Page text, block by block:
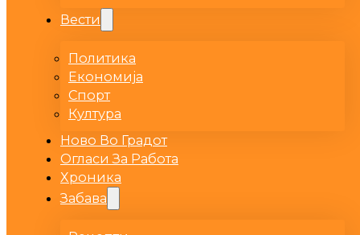
Вести
Политика
Економија
Спорт
Култура
Ново Во Градот
Огласи За Работа
Хроника
Забава